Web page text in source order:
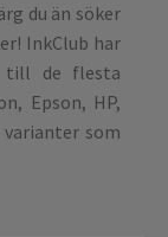
du än söker
InkClub har
till de flesta
Epson, HP,
varianter som